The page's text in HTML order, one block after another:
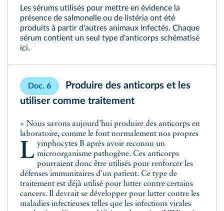
Les sérums utilisés pour mettre en évidence la
présence de salmonelle ou de listéria ont été
produits à partir d'autres animaux infectés. Chaque
sérum contient un seul type d'anticorps schématisé
ici.
Doc. 6
Produire des anticorps et les
utiliser comme traitement
« Nous savons aujourd'hui produire des anticorps en
laboratoire, comme le font normalement nos propres
lymphocytes Baprès avoir reconnu un
microorganisme pathogène. Ces anticorps
pourraient donc être utilisés pour renforcer les
défenses immunitaires d'un patient. Ce type de
traitement est déjà utilisé pour lutter contre certains
cancers. Il devrait se développer pour lutter contre les
maladies infectieuses telles que les infections virales